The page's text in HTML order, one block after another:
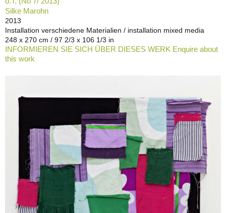
Silke Marohn
2013
Installation verschiedene Materialien / installation mixed media
248 x 270 cm / 97 2/3 x 106 1/3 in
INFORMIEREN SIE SICH ÜBER DIESES WERK Enquire about
this work